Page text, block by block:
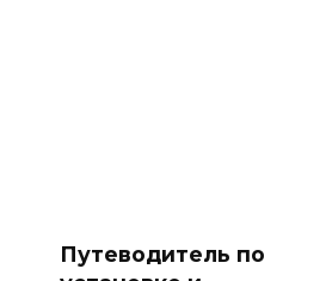
Путеводитель по